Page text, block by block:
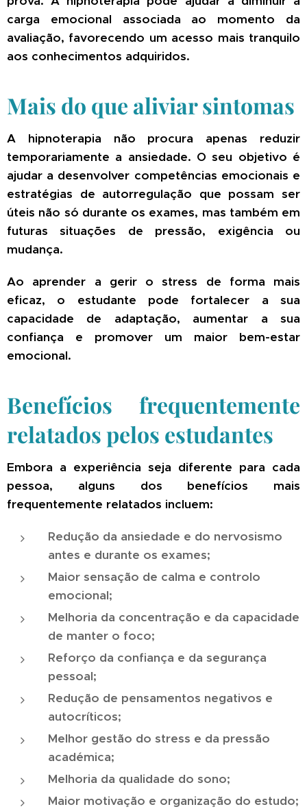
carga emocional associada ao momento da
avaliação, favorecendo um acesso mais tranquilo
aos conhecimentos adquiridos.
Mais do que aliviar sintomas
A hipnoterapia não procura apenas reduzir
temporariamente a ansiedade. O seu objetivo é
ajudar a desenvolver competências emocionais e
estratégias de autorregulação que possam ser
úteis não só durante os exames, mas também em
futuras situações de pressão, exigência ou
mudança.
Ao aprender a gerir o stress de forma mais
eficaz, o estudante pode fortalecer a sua
capacidade de adaptação, aumentar a sua
confiança e promover um maior bem-estar
emocional.
Benefícios frequentemente
relatados pelos estudantes
Embora a experiência seja diferente para cada
pessoa, alguns dos benefícios mais
frequentemente relatados incluem:
Redução da ansiedade e do nervosismo
antes e durante os exames;
Maior sensação de calma e controlo
emocional;
Melhoria da concentração e da capacidade
de manter o foco;
Reforço da confiança e da segurança
pessoal;
Redução de pensamentos negativos e
autocríticos;
Melhor gestão do stress e da pressão
académica;
Melhoria da qualidade do sono;
Maior motivação e organização do estudo;